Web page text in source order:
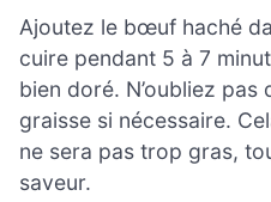
Ajoutez le bœuf haché
cuire pendant 5 à 7
bien doré. N’oubliez pas
graisse si nécessaire.
ne sera pas trop gras,
saveur.